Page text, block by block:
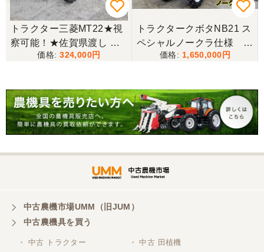
トラクター三菱MT22★視
察可能！★佐賀県渡し 三
菱 トラクター MT22 22馬
ー MT 4WD ディーゼル 現
状渡し【P11460730】
324,000
トラクタークボタNB21 ス
ペシャルノークラ仕様 上
位機種
1,650,000
中古農機市場UMM（旧JUM）
中古農機具を買う
・ 中古 トラクター ・ 中古 田植機